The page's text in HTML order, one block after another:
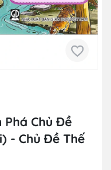
Chủ Đề
- Chủ Đề Thế